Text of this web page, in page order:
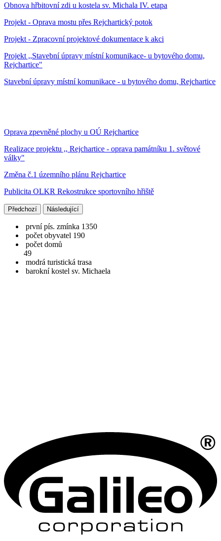
Obnova hřbitovní zdi u kostela sv. Michala IV. etapa
Projekt - Oprava mostu přes Rejchartický potok
Projekt - Zpracovní projektové dokumentace k akci
Projekt ,,Stavební úpravy místní komunikace- u bytového domu,
Rejchartice"
Stavební úpravy místní komunikace - u bytového domu, Rejchartice
Oprava zpevněné plochy u OÚ Rejchartice
Realizace projektu ,, Rejchartice - oprava památníku 1. světové
války"
Změna č.1 územního plánu Rejchartice
Publicita OLKR Rekostrukce sportovního hřiště
Předchozí Následující
první pís. zmínka 1350
počet obyvatel 190
počet domů
49
modrá turistická trasa
barokní kostel sv. Michaela